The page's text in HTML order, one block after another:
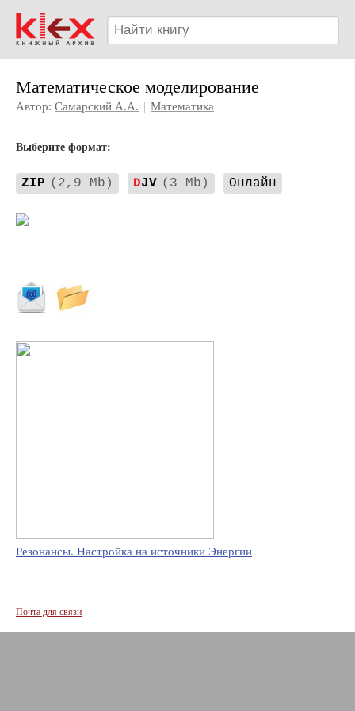
Математическое моделирование
Автор: Самарский А.А. | Математика
Выберите формат:
ZIP (2,9 Mb) DJV (3 Mb) Онлайн
Резонансы. Настройка на источники Энергии
Почта для связи